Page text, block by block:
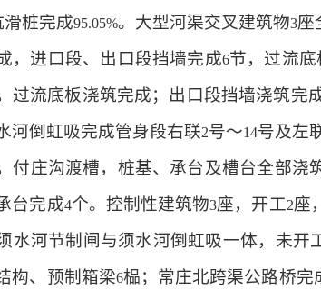
滑桩完成95.05%。大型河渠交叉建筑物3座
，进口段、出口段挡墙完成6节，过流
过流底板浇筑完成；出口段挡墙浇筑完
河倒虹吸完成管身段右联2号～14号及左
付庄沟渡槽，桩基、承台及槽台全部
台完成4个。控制性建筑物3座，开工2座
水河节制闸与须水河倒虹吸一体，未开
构、预制箱梁6榀；常庄北跨渠公路桥完